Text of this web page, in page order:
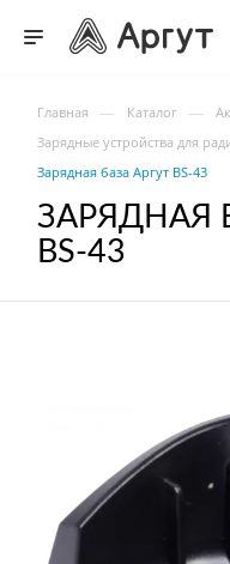
Главная — Каталог —
Зарядные устройства для
Зарядная база Аргут BS-43
ЗАРЯДНАЯ
BS-43